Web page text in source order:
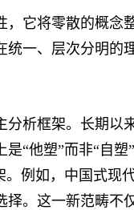
它将零散的概念
一、层次分明的
析框架。长期以
“他塑”而非“自
例如，中国式现
。这一新范畴不